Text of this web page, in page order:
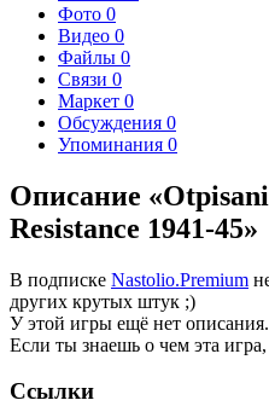
Фото 0
Видео 0
Файлы 0
Связи 0
Маркет 0
Обсуждения 0
Упоминания 0
Описание
Resistance 1941-45»
В подписке Nastolio.Premium
других крутых штук ;)
У этой игры ещё нет описания.
Если ты знаешь о чем эта
Ссылки